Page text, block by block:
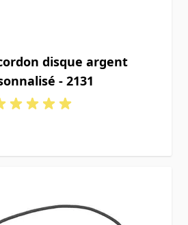
disque argent
- 2131